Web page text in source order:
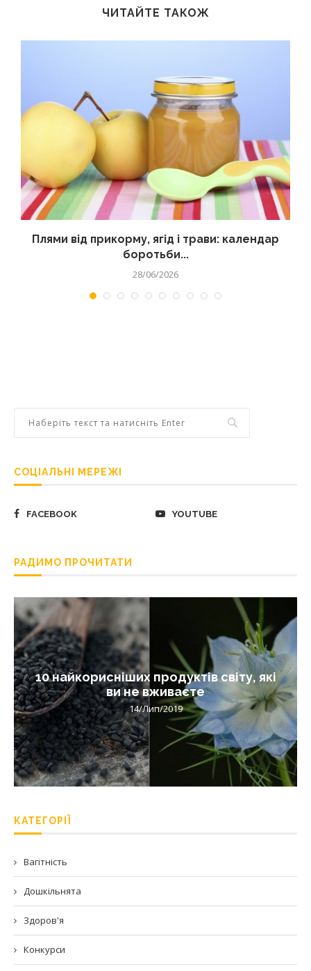
ЧИТАЙТЕ ТАКОЖ
Плями від прикорму, ягід і трави: календар
боротьби...
28/06/2026
СОЦІАЛЬНІ МЕРЕЖІ
FACEBOOK YOUTUBE
РАДИМО ПРОЧИТАТИ
10 найкорисніших продуктів світу, які
ви не вживаєте
14/Лип/2019
КАТЕГОРІЇ
Вагітність
Дошкільнята
Здоров'я
Конкурси